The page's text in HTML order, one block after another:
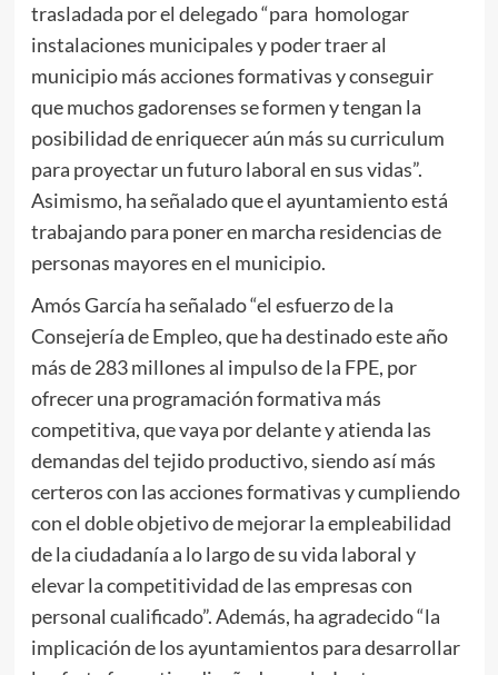
trasladada por el delegado “para homologar
instalaciones municipales y poder traer al
municipio más acciones formativas y conseguir
que muchos gadorenses se formen y tengan la
posibilidad de enriquecer aún más su curriculum
para proyectar un futuro laboral en sus vidas”.
Asimismo, ha señalado que el ayuntamiento está
trabajando para poner en marcha residencias de
personas mayores en el municipio.
Amós García ha señalado “el esfuerzo de la
Consejería de Empleo, que ha destinado este año
más de 283 millones al impulso de la FPE, por
ofrecer una programación formativa más
competitiva, que vaya por delante y atienda las
demandas del tejido productivo, siendo así más
certeros con las acciones formativas y cumpliendo
con el doble objetivo de mejorar la empleabilidad
de la ciudadanía a lo largo de su vida laboral y
elevar la competitividad de las empresas con
personal cualificado”. Además, ha agradecido “la
implicación de los ayuntamientos para desarrollar